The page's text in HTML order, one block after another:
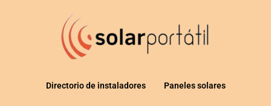
Directorio de instaladores Paneles solares